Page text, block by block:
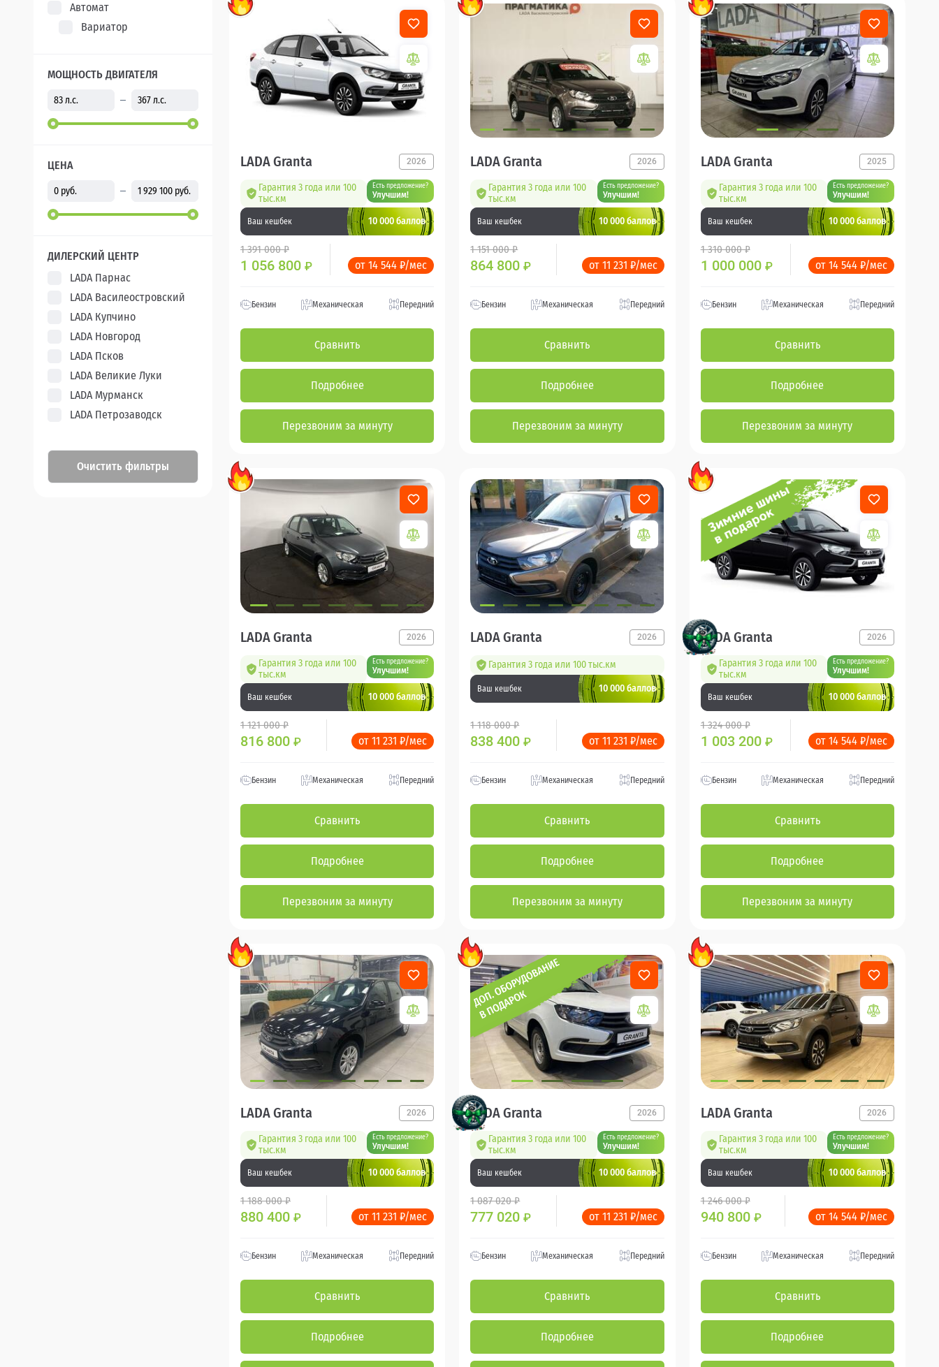
Автомат
Вариатор
МОЩНОСТЬ ДВИГАТЕЛЯ
ЦЕНА
ДИЛЕРСКИЙ ЦЕНТР
LADA Парнас
LADA Василеостровский
LADA Купчино
LADA Новгород
LADA Псков
LADA Великие Луки
LADA Мурманск
LADA Петрозаводск
Очистить фильтры
LADA Granta 2026
Гарантия 3 года или 100
тыс.км
Есть предложение?
Улучшим!
Ваш кешбек 10 000 баллов
1 391 000 ₽
1 056 800 ₽ от 14 544 ₽/мес
Бензин Механическая Передний
Сравнить
Подробнее
Перезвоним за минуту
LADA Granta 2026
Гарантия 3 года или 100
тыс.км
Есть предложение?
Улучшим!
Ваш кешбек 10 000 баллов
1 151 000 ₽
864 800₽ от 11 231 ₽/мес
Бензин Механическая Передний
Сравнить
Подробнее
Перезвоним за минуту
LADA Granta 2025
Гарантия 3 года или 100
тыс.км
Есть предложение?
Улучшим!
Ваш кешбек 10 000 баллов
1 310 000 ₽
1 000 000 ₽ от 14 544 ₽/мес
Бензин Механическая Передний
Сравнить
Подробнее
Перезвоним за минуту
LADA Granta 2026
Гарантия 3 года или 100
тыс.км
Есть предложение?
Улучшим!
Ваш кешбек 10 000 баллов
1 121 000 ₽
816 800 ₽ от 11 231 ₽/мес
Бензин Механическая Передний
Сравнить
Подробнее
Перезвоним за минуту
LADA Granta 2026
Гарантия 3 года или 100 тыс.км
Ваш кешбек 10 000 баллов
1 118 000 ₽
838 400₽ от 11 231 ₽/мес
Бензин Механическая Передний
Сравнить
Подробнее
Перезвоним за минуту
LADA Granta 2026
Гарантия 3 года или 100
тыс.км
Есть предложение?
Улучшим!
Ваш кешбек 10 000 баллов
1 324 000 ₽
1 003 200 ₽ от 14 544 ₽/мес
Бензин Механическая Передний
Сравнить
Подробнее
Перезвоним за минуту
LADA Granta 2026
Гарантия 3 года или 100
тыс.км
Есть предложение?
Улучшим!
Ваш кешбек 10 000 баллов
1 188 000 ₽
880 400 ₽ от 11 231 ₽/мес
Бензин Механическая Передний
Сравнить
Подробнее
LADA Granta 2026
Гарантия 3 года или 100
тыс.км
Есть предложение?
Улучшим!
Ваш кешбек 10 000 баллов
1 087 020 ₽
777 020₽ от 11 231 ₽/мес
Бензин Механическая Передний
Сравнить
Подробнее
LADA Granta 2026
Гарантия 3 года или 100
тыс.км
Есть предложение?
Улучшим!
Ваш кешбек 10 000 баллов
1 246 000 ₽
940 800 ₽ от 14 544 ₽/мес
Бензин Механическая Передний
Сравнить
Подробнее